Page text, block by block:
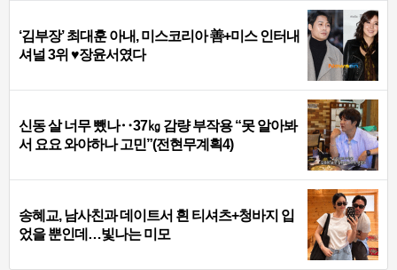
‘김부장’ 최대훈 아내, 미스코리아 善+미스 인터내
셔널 3위 ♥장윤서였다
신동 살 너무 뺐나‥37㎏ 감량 부작용 “못 알아봐
서 요요 와야하나 고민”(전현무계획4)
송혜교, 남사친과 데이트서 흰 티셔츠+청바지 입
었을 뿐인데…빛나는 미모